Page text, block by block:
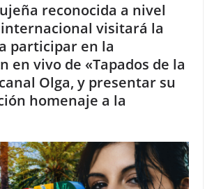
reconocida a nivel
visitará la
participar en la
en vivo de «Tapados de la
Olga, y presentar su
homenaje a la